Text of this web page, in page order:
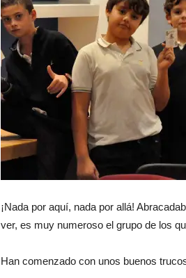
¡Nada por aquí, nada por allá!
ver, es muy numeroso el grupo de los
Han comenzado con unos buenos